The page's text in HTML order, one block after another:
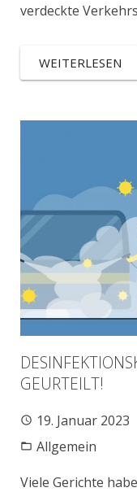
verdeckte
WEITERLESEN
GEURTEILT!
19. Januar 2023
Allgemein
Viele Gerichte